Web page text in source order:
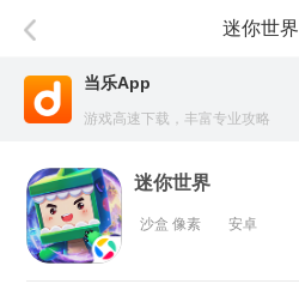
迷你世界
当乐App
游戏高速下载，丰富专业攻略
迷你世界
沙盒 像素 安卓